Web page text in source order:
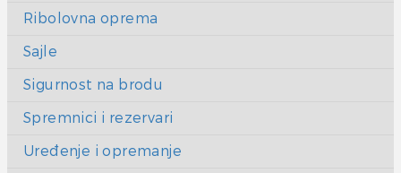
Ribolovna oprema
Sajle
Sigurnost na brodu
Spremnici i rezervari
Uređenje i opremanje